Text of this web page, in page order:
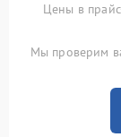
Цены в
Мы проверим